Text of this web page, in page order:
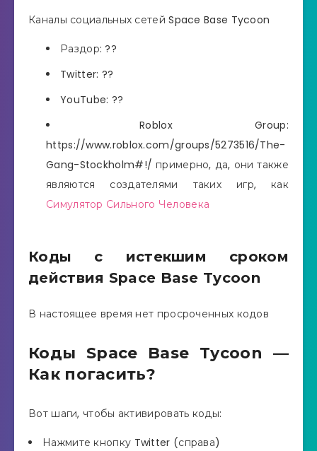
Каналы социальных сетей Space Base Tycoon
Раздор: ??
Twitter: ??
YouTube: ??
Roblox Group:
https://www.roblox.com/groups/5273516/The-
Gang-Stockholm#!/ примерно, да, они также
являются создателями таких игр, как
Симулятор Сильного Человека
Коды с истекшим сроком
действия Space Base Tycoon
В настоящее время нет просроченных кодов
Коды Space Base Tycoon —
Как погасить?
Вот шаги, чтобы активировать коды:
Нажмите кнопку Twitter (справа)